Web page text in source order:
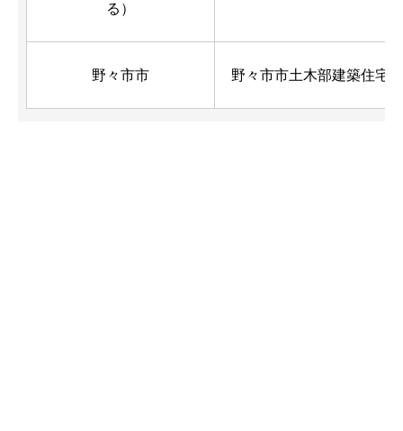
る）
野々市市 野々市市土木部建築住宅課